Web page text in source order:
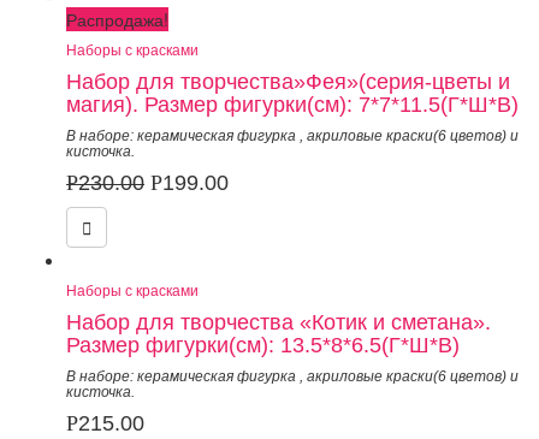
Распродажа!
Наборы с красками
Набор для творчества»Фея»(серия-цветы и
магия). Размер фигурки(см): 7*7*11.5(Г*Ш*В)
В наборе: керамическая фигурка , акриловые краски(6 цветов) и
кисточка.
Р230.00 Р199.00
Наборы с красками
Набор для творчества «Котик и сметана».
Размер фигурки(см): 13.5*8*6.5(Г*Ш*В)
В наборе: керамическая фигурка , акриловые краски(6 цветов) и
кисточка.
Р215.00